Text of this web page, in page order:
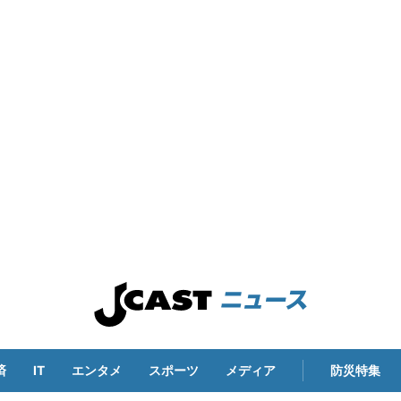
IT エンタメ スポーツ メディア 防災特集